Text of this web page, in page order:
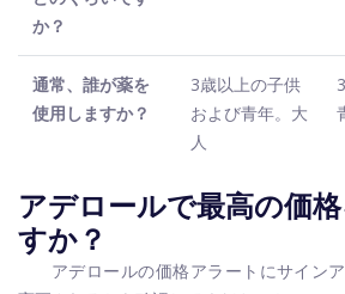
か？
通常、誰が薬を
使用しますか？
3歳以上の子供
および青年。大
人
アデロールで最高の価
すか？
アデロールの価格アラートにサイン